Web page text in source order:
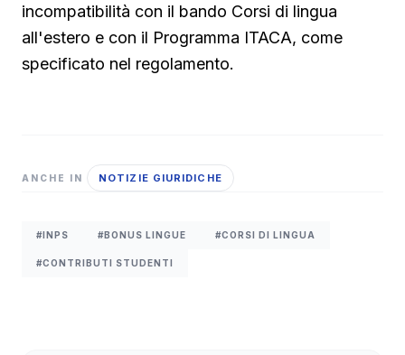
incompatibilità con il bando Corsi di lingua
all'estero e con il Programma ITACA, come
specificato nel regolamento.
ANCHE IN NOTIZIE GIURIDICHE
#INPS #BONUS LINGUE #CORSI DI LINGUA
#CONTRIBUTI STUDENTI